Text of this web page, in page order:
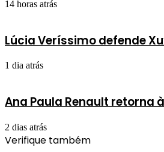
14 horas atrás
Lúcia Veríssimo defende
1 dia atrás
Ana Paula Renault retorna
2 dias atrás
Verifique também